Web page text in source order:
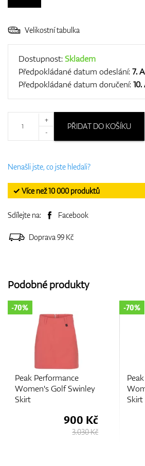
Velikostní tabulka
Dostupnost:Skladem
Předpokládané datum odeslání:7.
Předpokládané datum doručení:
+
-
PŘIDAT DO KOŠÍKU
Nenašli jste, co jste hledali?
✓ Více než 10 000 produktů
Sdílejte na: Facebook
Doprava 99 Kč
Podobné produkty
Peak Performance
Women's Golf Swinley
Skirt
-70%
900 Kč
3.030 Kč
Skirt
-70%